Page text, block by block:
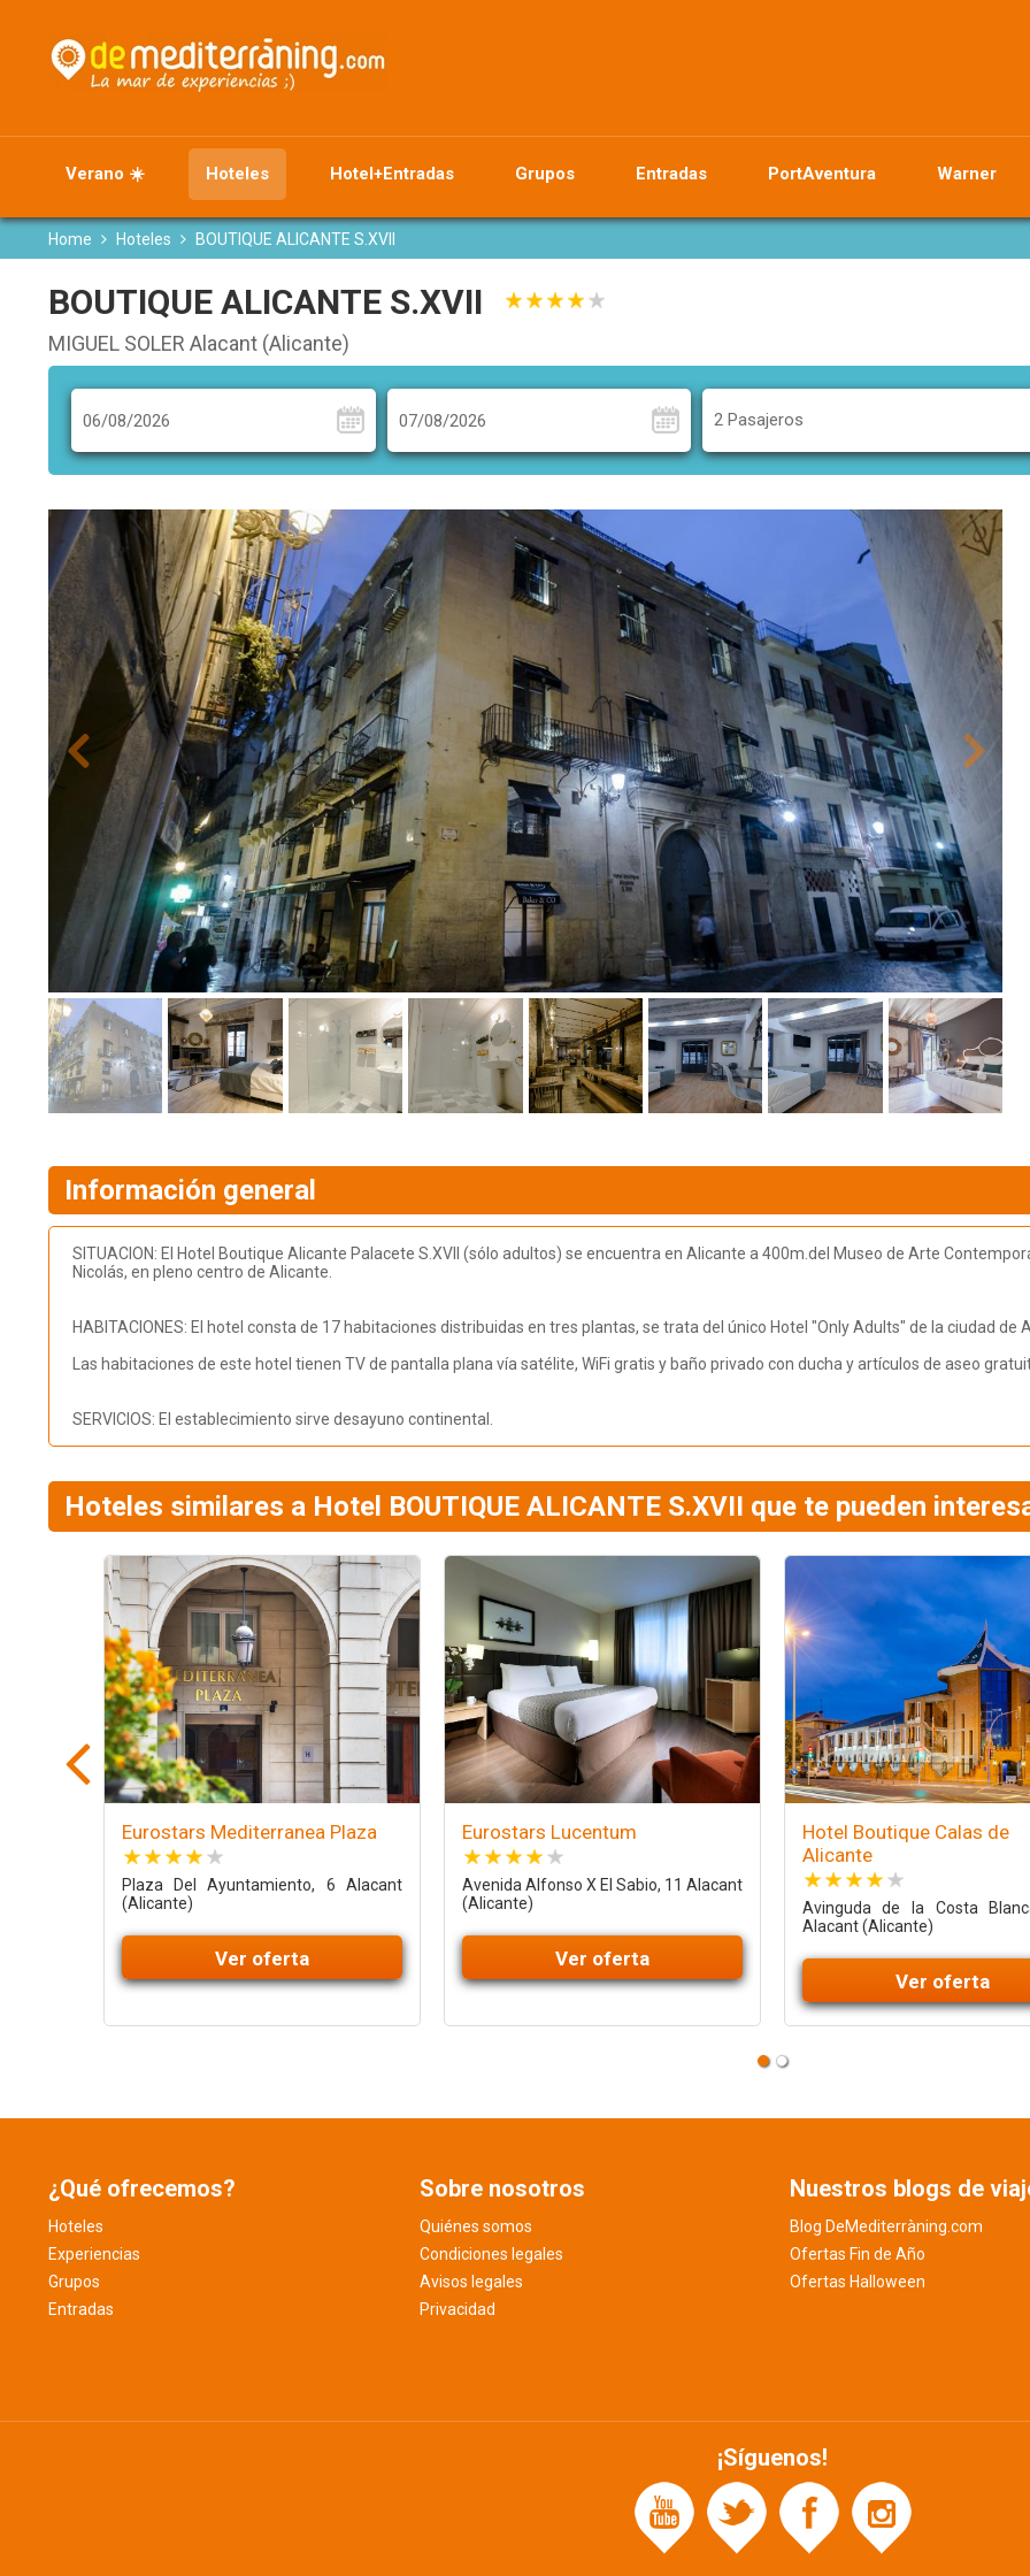
Verano ☀️ Hoteles Hotel+Entradas Grupos Entradas PortAventura Warner
Home Hoteles BOUTIQUE ALICANTE S.XVII
BOUTIQUE ALICANTE S.XVII
MIGUEL SOLER Alacant (Alicante)
2 Pasajeros
Información general
SITUACION: El Hotel Boutique Alicante Palacete S.XVII (sólo adultos) se encuentra en Alicante a 400m.del Museo de Arte
Nicolás, en pleno centro de Alicante.
HABITACIONES: El hotel consta de 17 habitaciones distribuidas en tres plantas, se trata del único Hotel "Only Adults" de la ciudad de
Las habitaciones de este hotel tienen TV de pantalla plana vía satélite, WiFi gratis y baño privado con ducha y artículos de aseo
SERVICIOS: El establecimiento sirve desayuno continental.
Hoteles similares a Hotel BOUTIQUE ALICANTE S.XVII que te pueden
Eurostars Mediterranea Plaza
Plaza Del Ayuntamiento, 6 Alacant
(Alicante)
Ver oferta
Eurostars Lucentum
Avenida Alfonso X El Sabio, 11 Alacant
(Alicante)
Ver oferta
Hotel Boutique Calas de
Alicante
Avinguda de la Costa
Alacant (Alicante)
Ver oferta
¿Qué ofrecemos?
Hoteles
Experiencias
Grupos
Entradas
Sobre nosotros
Quiénes somos
Condiciones legales
Avisos legales
Privacidad
Nuestros blogs de
Blog DeMediterràning.com
Ofertas Fin de Año
Ofertas Halloween
¡Síguenos!